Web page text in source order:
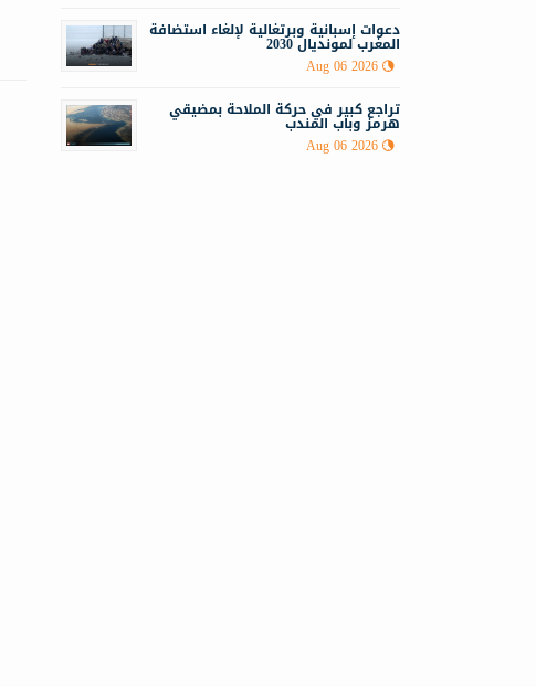
دعوات إسبانية وبرتغالية لإلغاء استضافة
المغرب لمونديال 2030
Aug 06 2026
تراجع كبير في حركة الملاحة بمضيقي
هرمز وباب المندب
Aug 06 2026